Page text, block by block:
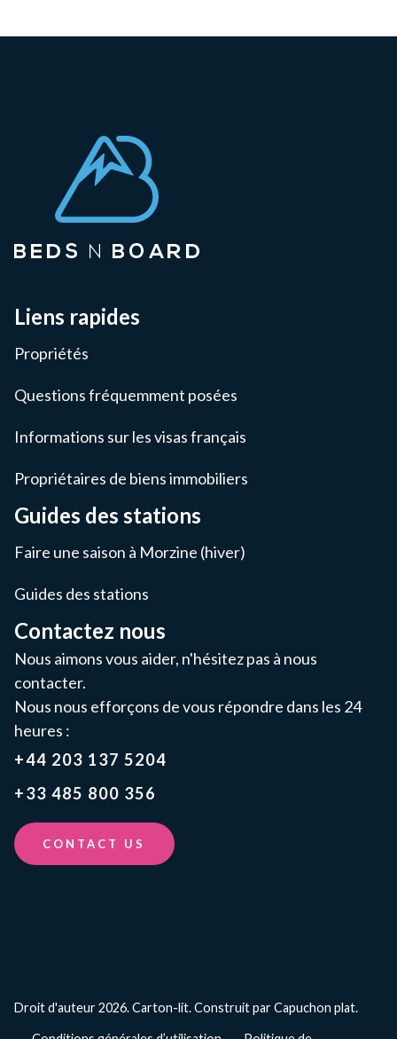
Liens rapides
Propriétés
Questions fréquemment posées
Informations sur les visas français
Propriétaires de biens immobiliers
Guides des stations
Faire une saison à Morzine (hiver)
Guides des stations
Contactez nous
Nous aimons vous aider, n'hésitez pas à nous
contacter.
Nous nous efforçons de vous répondre dans les 24
heures :
+44 203 137 5204
+33 485 800 356
CONTACT US
Droit d'auteur 2026. Carton-lit.Construit par Capuchon plat.